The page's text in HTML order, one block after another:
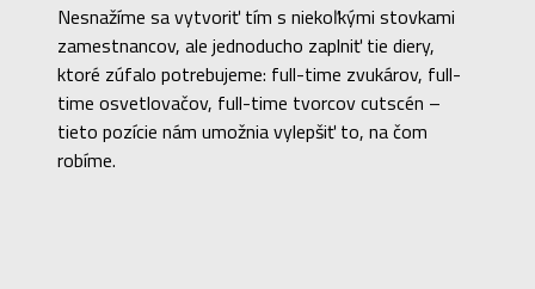
Nesnažíme sa vytvoriť tím s niekoľkými stovkami
zamestnancov, ale jednoducho zaplniť tie diery,
ktoré zúfalo potrebujeme: full-time zvukárov, full-
time osvetlovačov, full-time tvorcov cutscén –
tieto pozície nám umožnia vylepšiť to, na čom
robíme.